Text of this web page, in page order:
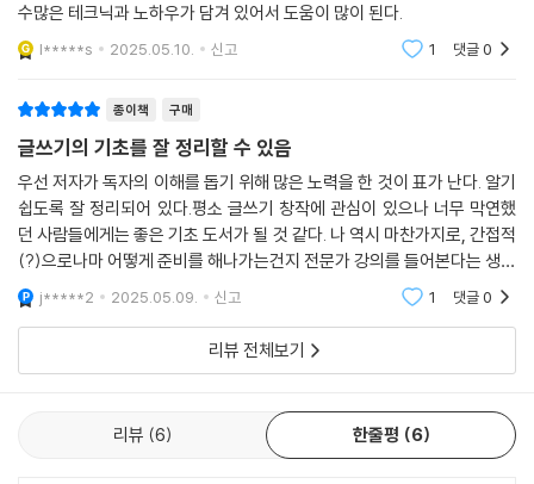
수많은 테크닉과 노하우가 담겨 있어서 도움이 많이 된다.
l*****s 2025.05.10. 신고 1 댓글0
종이책 구매
글쓰기의 기초를 잘 정리할 수 있음
우선 저자가 독자의 이해를 돕기 위해 많은 노력을 한 것이 표가 난다. 알기
쉽도록 잘 정리되어 있다.평소 글쓰기 창작에 관심이 있으나 너무 막연했
던 사람들에게는 좋은 기초 도서가 될 것 같다. 나 역시 마찬가지로, 간접적
(?)으로나마 어떻게 준비를 해나가는건지 전문가 강의를 들어본다는 생각
으로 구매했는데, 나쁘지 않다. 추천한다.
j*****2 2025.05.09. 신고 1 댓글0
리뷰 전체보기
리뷰 6 한줄평 6